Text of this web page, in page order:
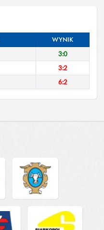
WYNIK
3:0
3:2
6:2